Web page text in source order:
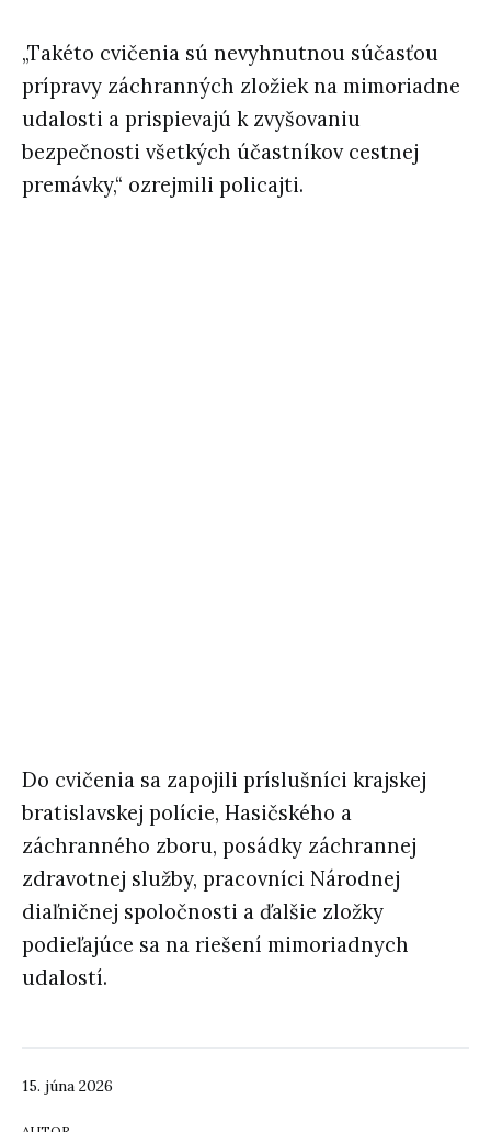
15. júna 2026
„Takéto cvičenia sú nevyhnutnou súčasťou
prípravy záchranných zložiek na mimoriadne
udalosti a prispievajú k zvyšovaniu
bezpečnosti všetkých účastníkov cestnej
premávky,“ ozrejmili policajti.
Do cvičenia sa zapojili príslušníci krajskej
bratislavskej polície, Hasičského a
záchranného zboru, posádky záchrannej
zdravotnej služby, pracovníci Národnej
diaľničnej spoločnosti a ďalšie zložky
podieľajúce sa na riešení mimoriadnych
udalostí.